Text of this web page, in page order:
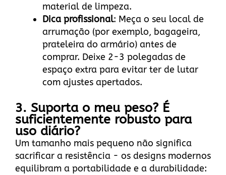
material de limpeza.
Dica profissional: Meça o seu local de
arrumação (por exemplo, bagageira,
prateleira do armário) antes de
comprar. Deixe 2-3 polegadas de
espaço extra para evitar ter de lutar
com ajustes apertados.
3. Suporta o meu peso? É
suficientemente robusto para
uso diário?
Um tamanho mais pequeno não significa
sacrificar a resistência - os designs modernos
equilibram a portabilidade e a durabilidade: